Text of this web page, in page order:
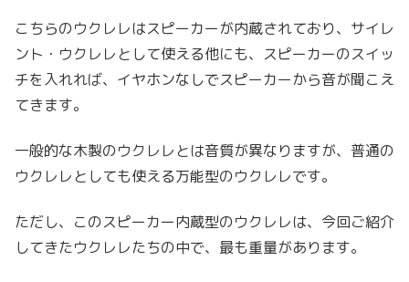
こちらのウクレレはスピーカーが内蔵されており、サイレ
ント・ウクレレとして使える他にも、スピーカーのスイッ
チを入れれば、イヤホンなしでスピーカーから音が聞こえ
てきます。
一般的な木製のウクレレとは音質が異なりますが、普通の
ウクレレとしても使える万能型のウクレレです。
ただし、このスピーカー内蔵型のウクレレは、今回ご紹介
してきたウクレレたちの中で、最も重量があります。